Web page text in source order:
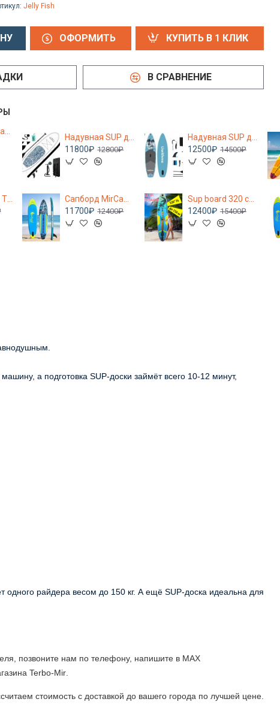
Jelly Fish
ОФОРМИТЬ КУПИТЬ В 1 КЛИК
В СРАВНЕНИЕ
11800₽ 12800₽
12500₽ 14500₽
Сапборд TECH TEAM Tiki new white 320x84x15 см NN010733
Сапборд MirCamping new 350x84x15 см желтый/синий, полный комплект
11700₽ 12400₽
Sup board 320 см, сапборд надувной двухслойный, Сап борд, sup доска с веслом, c рюкзаком, с лишем, полный комплект
12400₽ 15400₽
а подготовка SUP-доски займёт всего 10-12 минут,
одного райдера весом до 150 кг. А ещё SUP-доска идеальна для
позвоните нам по телефону, напишите в MAX
Terbo-Mir
стоимость с доставкой до вашего города по лучшей цене.